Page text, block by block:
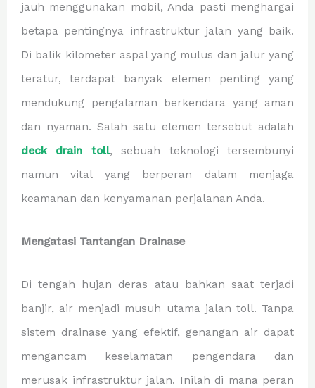
jauh menggunakan mobil, Anda pasti menghargai
betapa pentingnya infrastruktur jalan yang baik.
Di balik kilometer aspal yang mulus dan jalur yang
teratur, terdapat banyak elemen penting yang
mendukung pengalaman berkendara yang aman
dan nyaman. Salah satu elemen tersebut adalah
deck drain toll, sebuah teknologi tersembunyi
namun vital yang berperan dalam menjaga
keamanan dan kenyamanan perjalanan Anda.
Mengatasi Tantangan Drainase
Di tengah hujan deras atau bahkan saat terjadi
banjir, air menjadi musuh utama jalan toll. Tanpa
sistem drainase yang efektif, genangan air dapat
mengancam keselamatan pengendara dan
merusak infrastruktur jalan. Inilah di mana peran